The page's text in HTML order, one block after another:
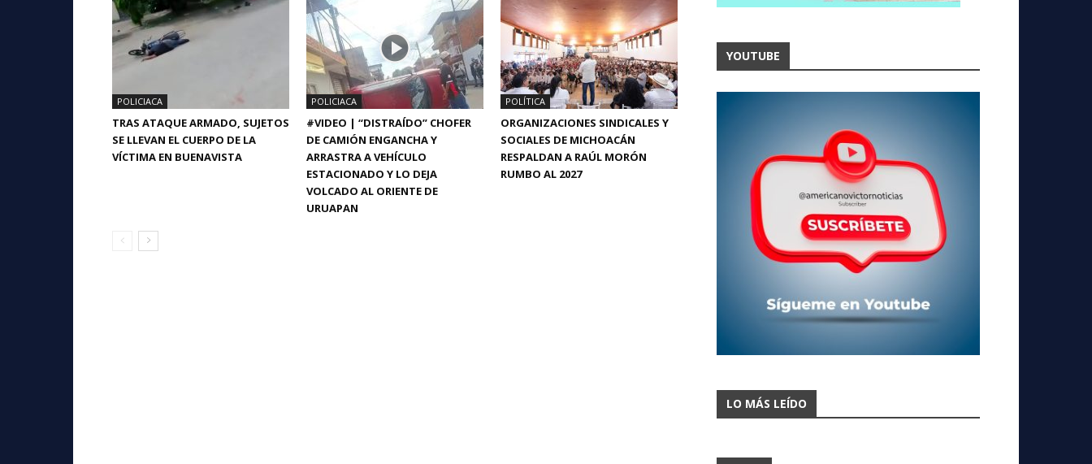
POLICIACA
TRAS ATAQUE ARMADO, SUJETOS
SE LLEVAN EL CUERPO DE LA
VÍCTIMA EN BUENAVISTA
POLICIACA
#VIDEO | “DISTRAÍDO” CHOFER
DE CAMIÓN ENGANCHA Y
ARRASTRA A VEHÍCULO
ESTACIONADO Y LO DEJA
VOLCADO AL ORIENTE DE
URUAPAN
POLÍTICA
ORGANIZACIONES SINDICALES Y
SOCIALES DE MICHOACÁN
RESPALDAN A RAÚL MORÓN
RUMBO AL 2027
YOUTUBE
LO MÁS LEÍDO